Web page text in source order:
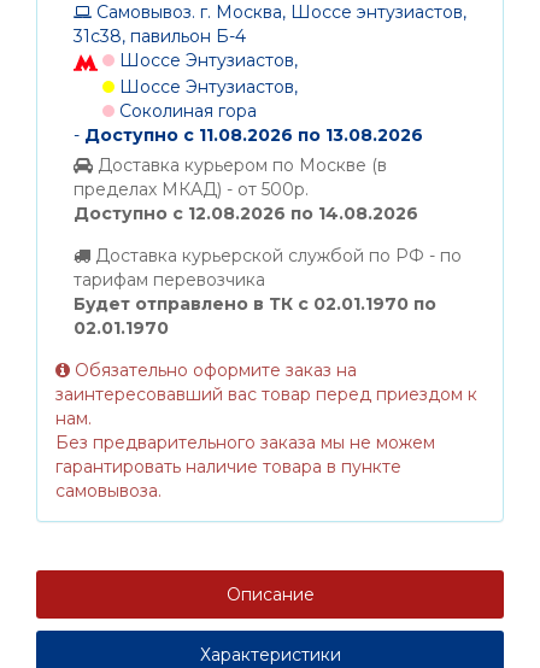
Самовывоз. г. Москва, Шоссе энтузиастов,
31с38, павильон Б-4
Шоссе Энтузиастов,
Шоссе Энтузиастов,
Соколиная гора
- Доступно с 11.08.2026 по 13.08.2026
Доставка курьером по Москве (в
пределах МКАД) - от 500р.
Доступно с 12.08.2026 по 14.08.2026
Доставка курьерской службой по РФ - по
тарифам перевозчика
Будет отправлено в ТК с 02.01.1970 по
02.01.1970
Обязательно оформите заказ на
заинтересовавший вас товар перед приездом к
нам.
Без предварительного заказа мы не можем
гарантировать наличие товара в пункте
самовывоза.
Описание
Характеристики